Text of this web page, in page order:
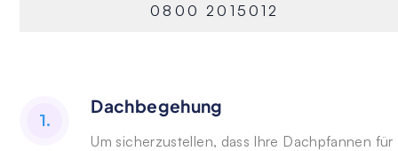
0800 2015012
1.
Dachbegehung
Um sicherzustellen, dass Ihre Dachpfannen für